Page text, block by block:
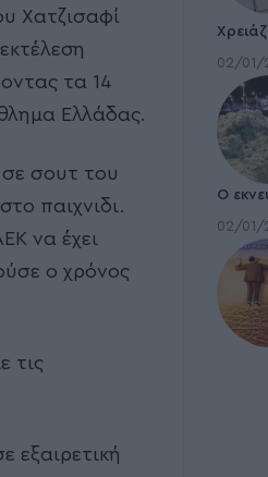
Χατζισαφί
τα 14
Ελλάδας.
σουτ του
παιχνιδι.
να έχει
ο χρόνος
τις
εξαιρετική
02/01/
Ο
02/01/